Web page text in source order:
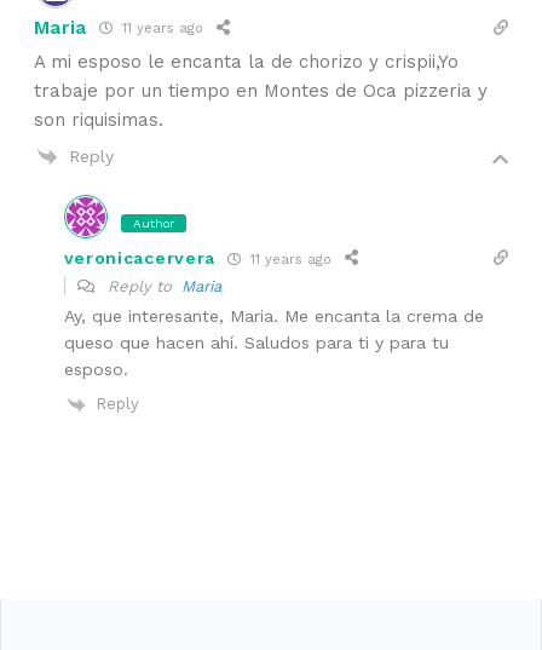
Maria 11 years ago
A mi esposo le encanta la de chorizo y crispii,Yo
trabaje por un tiempo en Montes de Oca pizzeria y
son riquisimas.
Reply
Author
veronicacervera 11 years ago
Reply to Maria
Ay, que interesante, Maria. Me encanta la crema de
queso que hacen ahí. Saludos para ti y para tu
esposo.
Reply